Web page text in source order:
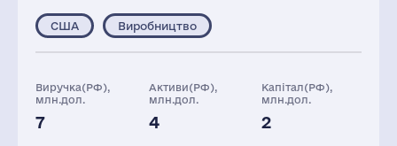
США Виробництво
Виручка(РФ),
млн.дол.
7
Активи(РФ),
млн.дол.
4
Капітал(РФ),
млн.дол.
2